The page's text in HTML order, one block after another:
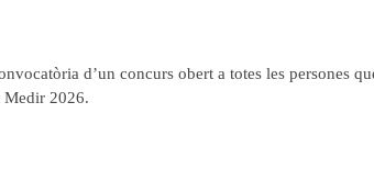
d’un concurs obert a totes les persones
Medir 2026.